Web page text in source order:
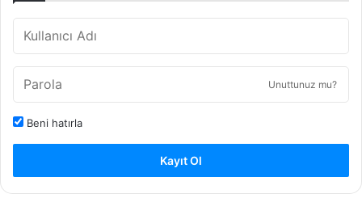
Unuttunuz mu?
Beni hatırla
Kayıt Ol